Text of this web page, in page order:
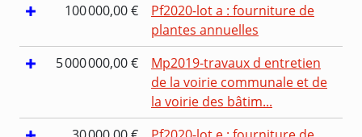
100 000,00 €
Pf2020-lot a : fourniture de
plantes annuelles
5 000 000,00 €
Mp2019-travaux d entretien
de la voirie communale et de
la voirie des bâtim...